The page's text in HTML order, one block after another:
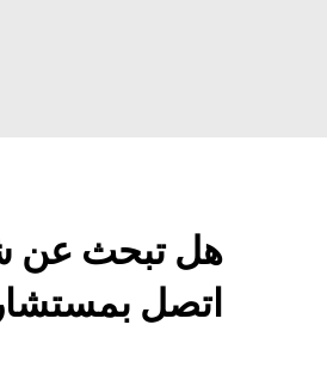
هل تبحث عن
اتصل